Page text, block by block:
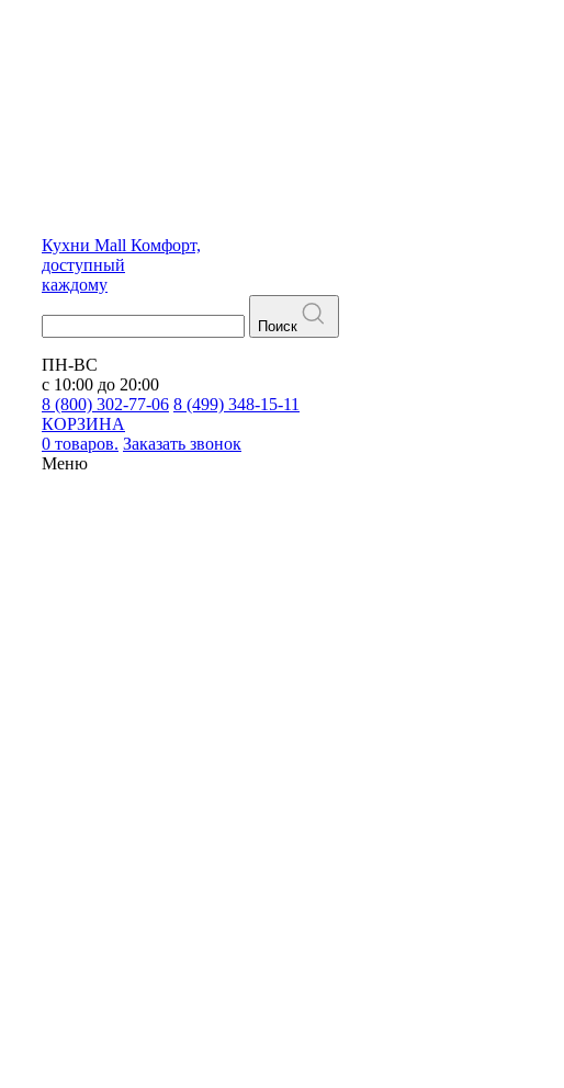
Кухни Mall Комфорт,
доступный
каждому
Поиск
ПН-ВС
с 10:00 до 20:00
8 (800) 302-77-06 8 (499) 348-15-11
КОРЗИНА
0 товаров. Заказать звонок
Меню